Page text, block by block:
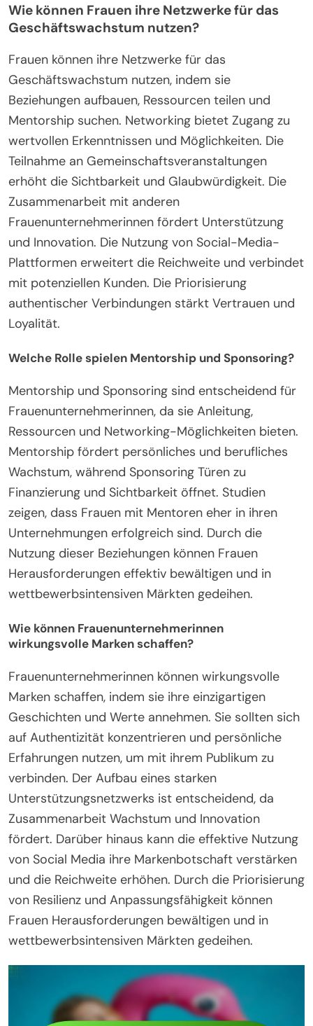
Wie können Frauen ihre Netzwerke für das
Geschäftswachstum nutzen?
Frauen können ihre Netzwerke für das
Geschäftswachstum nutzen, indem sie
Beziehungen aufbauen, Ressourcen teilen und
Mentorship suchen. Networking bietet Zugang zu
wertvollen Erkenntnissen und Möglichkeiten. Die
Teilnahme an Gemeinschaftsveranstaltungen
erhöht die Sichtbarkeit und Glaubwürdigkeit. Die
Zusammenarbeit mit anderen
Frauenunternehmerinnen fördert Unterstützung
und Innovation. Die Nutzung von Social-Media-
Plattformen erweitert die Reichweite und verbindet
mit potenziellen Kunden. Die Priorisierung
authentischer Verbindungen stärkt Vertrauen und
Loyalität.
Welche Rolle spielen Mentorship und Sponsoring?
Mentorship und Sponsoring sind entscheidend für
Frauenunternehmerinnen, da sie Anleitung,
Ressourcen und Networking-Möglichkeiten bieten.
Mentorship fördert persönliches und berufliches
Wachstum, während Sponsoring Türen zu
Finanzierung und Sichtbarkeit öffnet. Studien
zeigen, dass Frauen mit Mentoren eher in ihren
Unternehmungen erfolgreich sind. Durch die
Nutzung dieser Beziehungen können Frauen
Herausforderungen effektiv bewältigen und in
wettbewerbsintensiven Märkten gedeihen.
Wie können Frauenunternehmerinnen
wirkungsvolle Marken schaffen?
Frauenunternehmerinnen können wirkungsvolle
Marken schaffen, indem sie ihre einzigartigen
Geschichten und Werte annehmen. Sie sollten sich
auf Authentizität konzentrieren und persönliche
Erfahrungen nutzen, um mit ihrem Publikum zu
verbinden. Der Aufbau eines starken
Unterstützungsnetzwerks ist entscheidend, da
Zusammenarbeit Wachstum und Innovation
fördert. Darüber hinaus kann die effektive Nutzung
von Social Media ihre Markenbotschaft verstärken
und die Reichweite erhöhen. Durch die Priorisierung
von Resilienz und Anpassungsfähigkeit können
Frauen Herausforderungen bewältigen und in
wettbewerbsintensiven Märkten gedeihen.